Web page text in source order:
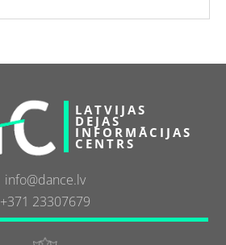
LATVIJAS
DEJAS
INFORMĀCIJAS
CENTRS
info@dance.lv
+371 23307679